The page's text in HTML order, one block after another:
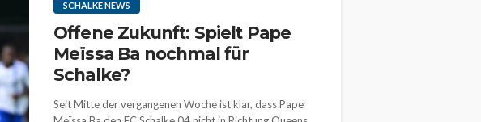
SCHALKE NEWS
Offene Zukunft: Spielt Pape
Meïssa Ba nochmal für
Schalke?
Seit Mitte der vergangenen Woche ist klar, dass Pape